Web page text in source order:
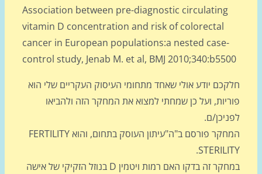
Association between pre-diagnostic circulating
vitamin D concentration and risk of colorectal
cancer in European populations:a nested case-
control study, Jenab M. et al, BMJ
יודע אולי שאחד מתחומי העיסוק העקריים שלי הוא
ועל כן שמחתי למצוא את המחקר הזה ולהביאו
ם.
המחקר פורסם ב"ה"עיתון העוסק בתחום, והוא FERTILITY
במחקר זה בדקו האם רמות ויטמין D בנוזל הזקיקי של אישה